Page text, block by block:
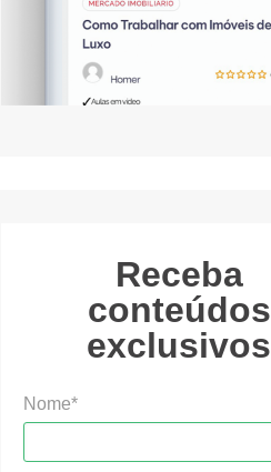
Receba
conteúdos
exclusivos
Nome*